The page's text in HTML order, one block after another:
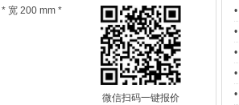
宽 200 mm *
微信扫码一键报价
•
•
•
•
•